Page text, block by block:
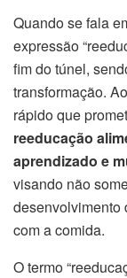
Quando se fala
expressão
fim do túnel,
transformação.
rápido que
reeducação
aprendizado e
visando não
desenvolvimento
com a comida.
O termo